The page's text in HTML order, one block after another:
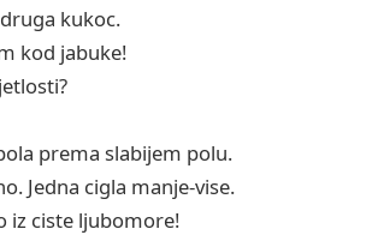
kukoc.
kod jabuke!
prema slabijem polu.
Jedna cigla manje-vise.
iz ciste ljubomore!